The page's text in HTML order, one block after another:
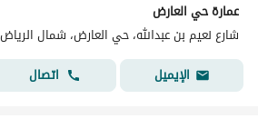
عمارة حي العارض
شارع نعيم بن عبدالله، حي العارض، شمال
الإيميل
اتصال